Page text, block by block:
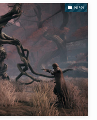
RPG